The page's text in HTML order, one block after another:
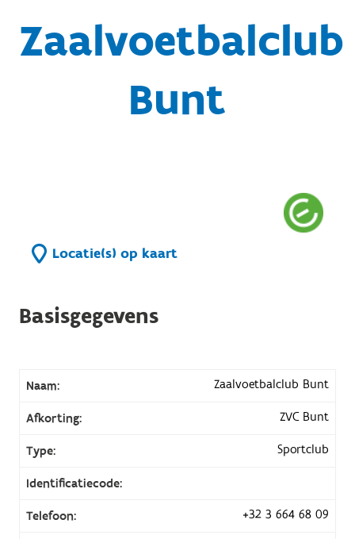
Zaalvoetbalclub
Bunt
Locatie(s) op kaart
Basisgegevens
Naam: Zaalvoetbalclub Bunt
Afkorting: ZVC Bunt
Type: Sportclub
Identificatiecode:
Telefoon: +32 3 664 68 09